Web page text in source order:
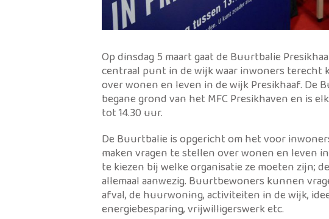
Op dinsdag 5 maart gaat de Buurtbalie
centraal punt in de wijk waar inwoners terecht
over wonen en leven in de wijk Presikhaaf. De
begane grond van het MFC Presikhaven en is
tot 14.30 uur.
De Buurtbalie is opgericht om het voor
maken vragen te stellen over wonen en leven
te kiezen bij welke organisatie ze moeten zijn;
allemaal aanwezig. Buurtbewoners kunnen
afval, de huurwoning, activiteiten in de wijk,
energiebesparing, vrijwilligerswerk etc.